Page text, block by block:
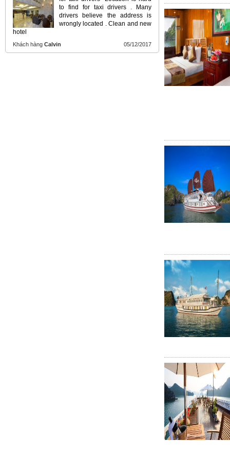
to find for taxi drivers . Many
drivers believe the address is
wrongly located . Clean and new
hotel
Khách hàng Calvin 05/12/2017